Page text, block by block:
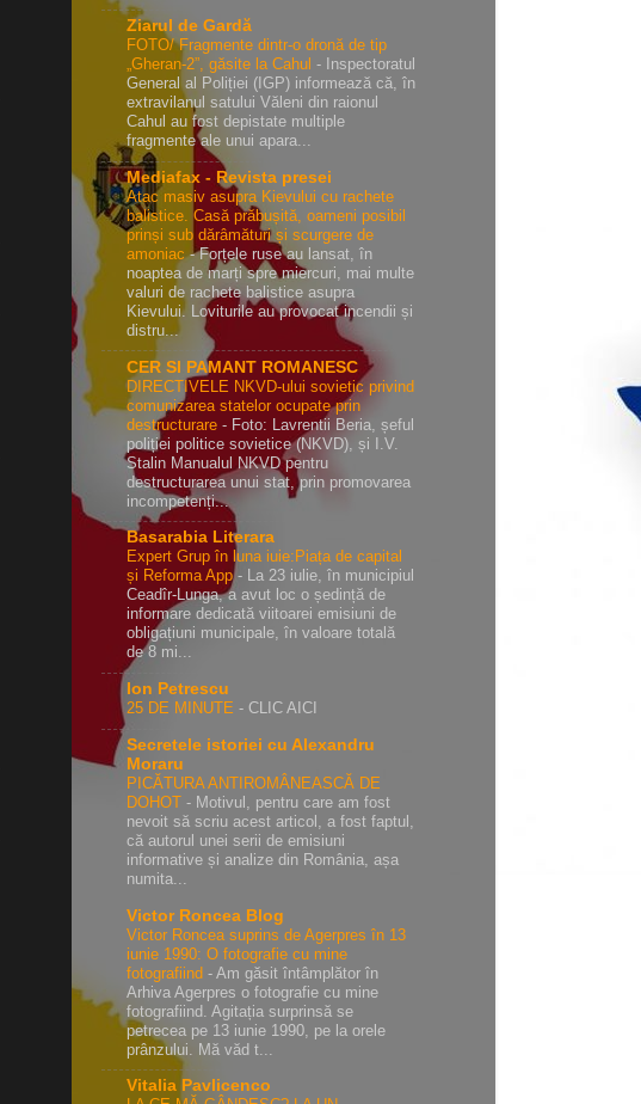
Ziarul de Gardă
FOTO/ Fragmente dintr-o dronă de tip
„Gheran-2”, găsite la Cahul - Inspectoratul
General al Poliției (IGP) informează că, în
extravilanul satului Văleni din raionul
Cahul au fost depistate multiple
fragmente ale unui apara...
Mediafax - Revista presei
Atac masiv asupra Kievului cu rachete
balistice. Casă prăbușită, oameni posibil
prinși sub dărâmături și scurgere de
amoniac-Forțele ruse au lansat, în
noaptea de marți spre miercuri, mai multe
valuri de rachete balistice asupra
Kievului. Loviturile au provocat incendii și
distru...
CER SI PAMANT ROMANESC
DIRECTIVELE NKVD-ului sovietic privind
comunizarea statelor ocupate prin
destructurare - Foto: Lavrentii Beria, șeful
poliției politice sovietice (NKVD), și I.V.
Stalin Manualul NKVD pentru
destructurarea unui stat, prin promovarea
incompetenți...
Basarabia Literara
Expert Grup în luna iuie:Piața de capital
și Reforma App- La 23 iulie, în municipiul
Ceadîr-Lunga, a avut loc o ședință de
informare dedicată viitoarei emisiuni de
obligațiuni municipale, în valoare totală
de 8 mi...
Ion Petrescu
25 DE MINUTE - CLIC AICI
Secretele istoriei cu Alexandru
Moraru
PICĂTURA ANTIROMÂNEASCĂ DE
DOHOT - Motivul, pentru care am fost
nevoit să scriu acest articol, a fost faptul,
că autorul unei serii de emisiuni
informative și analize din România, așa
numita...
Victor Roncea Blog
Victor Roncea suprins de Agerpres în 13
iunie 1990: O fotografie cu mine
fotografiind - Am găsit întâmplător în
Arhiva Agerpres o fotografie cu mine
fotografiind. Agitația surprinsă se
petrecea pe 13 iunie 1990, pe la orele
prânzului. Mă văd t...
Vitalia Pavlicenco